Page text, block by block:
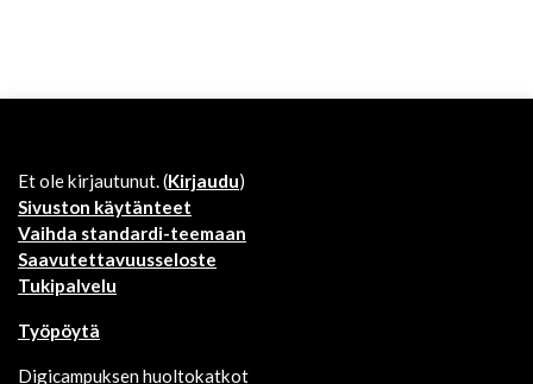
Et ole kirjautunut. (Kirjaudu)
Sivuston käytänteet
Vaihda standardi-teemaan
Saavutettavuusseloste
Tukipalvelu
Työpöytä
Digicampuksen huoltokatkot